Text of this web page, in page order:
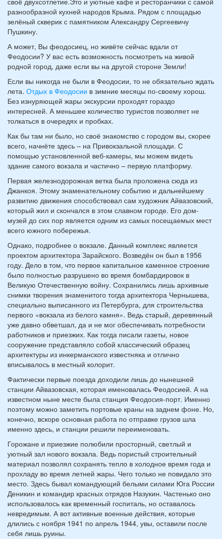
разнообразной кухней народов Крыма. Рядом с площадью
зелёный скверик с памятником Александру Сергеевичу
Пушкину.
А может, Вы феодосиец, но живёте сейчас вдали от
Феодосии? У вас есть возможность посмотреть на живой
родной город, даже если вы на другой стороне Земли!
Если вы никогда не были в Феодосии, то не обязательно ждать
лета. Отдых в Феодосии в зимние месяцы по-своему хорош.
Без изнуряющей жары экскурсии проходят гораздо
интересней. А меньшее количество туристов позволяет не
толкаться в очередях и пробках.
Как бы там ни было, но своё знакомство с городом вы, скорее
всего, начнёте здесь – на Привокзальной площади. С
помощью установленной веб-камеры, мы можем видеть
здание самого вокзала и частично – первую платформу.
Первая железнодорожная ветка была проложена сюда из
Джанкоя. Этому знаменательному событию и дальнейшему
развитию движения способствовал сам художник Айвазовский,
который жил и скончался в этом славном городе. Его дом-
музей до сих пор является одним из самых посещаемых мест
всего южного побережья.
Однако, подробнее о вокзале. Данный комплекс является
проектом архитектора Зарайского. Возведён он был в 1956
году. Дело в том, что первое капитальное каменное строение
было полностью разрушено во время бомбардировок в
Великую Отечественную войну. Сохранились лишь архивные
снимки творения знаменитого тогда архитектора Чернышева,
специально выписанного из Петербурга, для строительства
первого «вокзала из белого камня». Ведь старый, деревянный
уже давно обветшал, да и не мог обеспечивать потребности
работников и приезжих. Как тогда писали газеты, новое
сооружение представляло собой классический образец
архитектуры из инкерманского известняка и отлично
вписывалось в местный колорит.
Фактически первые поезда доходили лишь до нынешней
станции Айвазовская, которая именовалась Феодосией. А на
известном ныне месте была станция Феодосия-порт. Именно
поэтому можно заметить портовые краны на заднем фоне. Но,
конечно, вскоре основная работа по отправке грузов шла
именно здесь, и станции решили переименовать.
Горожане и приезжие полюбили просторный, светлый и
уютный зал нового вокзала. Ведь пористый строительный
материал позволял сохранять тепло в холодное время года и
прохладу во время летней жары. Чего только не повидало это
место. Здесь бывал командующий белыми силами Юга России
Деникин и командир красных отрядов Назукин. Частенько оно
использовалось как временный госпиталь, но оставалось
невредимым. А вот активные военные действия, которые
длились с ноября 1941 по апрель 1944, увы, оставили после
себя лишь руины.